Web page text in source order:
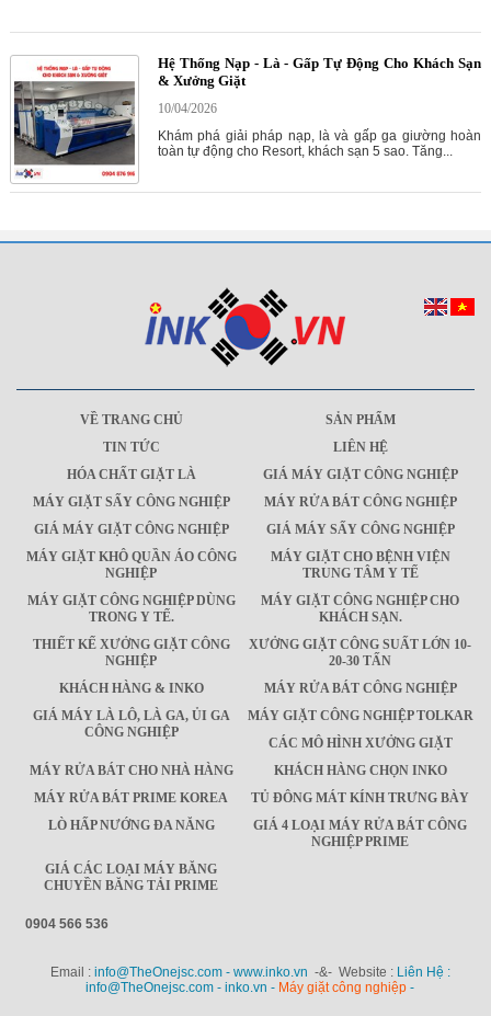
Hệ Thống Nạp - Là - Gấp Tự Động Cho Khách Sạn
& Xưởng Giặt
10/04/2026
Khám phá giải pháp nạp, là và gấp ga giường hoàn
toàn tự động cho Resort, khách sạn 5 sao. Tăng...
VỀ TRANG CHỦ
SẢN PHẨM
TIN TỨC
LIÊN HỆ
HÓA CHẤT GIẶT LÀ
GIÁ MÁY GIẶT CÔNG NGHIỆP
MÁY GIẶT SẤY CÔNG NGHIỆP
MÁY RỬA BÁT CÔNG NGHIỆP
GIÁ MÁY GIẶT CÔNG NGHIỆP
GIÁ MÁY SẤY CÔNG NGHIỆP
MÁY GIẶT KHÔ QUẦN ÁO CÔNG
NGHIỆP
MÁY GIẶT CHO BỆNH VIỆN
TRUNG TÂM Y TẾ
MÁY GIẶT CÔNG NGHIỆP DÙNG
TRONG Y TẾ.
MÁY GIẶT CÔNG NGHIỆP CHO
KHÁCH SẠN.
THIẾT KẾ XƯỞNG GIẶT CÔNG
NGHIỆP
XƯỞNG GIẶT CÔNG SUẤT LỚN 10-
20-30 TẤN
KHÁCH HÀNG & INKO
MÁY RỬA BÁT CÔNG NGHIỆP
GIÁ MÁY LÀ LÔ, LÀ GA, ỦI GA
CÔNG NGHIỆP
MÁY GIẶT CÔNG NGHIỆP TOLKAR
CÁC MÔ HÌNH XƯỞNG GIẶT
MÁY RỬA BÁT CHO NHÀ HÀNG
KHÁCH HÀNG CHỌN INKO
MÁY RỬA BÁT PRIME KOREA
TỦ ĐÔNG MÁT KÍNH TRƯNG BÀY
LÒ HẤP NƯỚNG ĐA NĂNG
GIÁ 4 LOẠI MÁY RỬA BÁT CÔNG
NGHIỆP PRIME
GIÁ CÁC LOẠI MÁY BĂNG
CHUYỀN BĂNG TẢI PRIME
0904 566 536
Email : info@TheOnejsc.com - www.inko.vn -&- Website : Liên Hệ :
info@TheOnejsc.com - inko.vn - Máy giặt công nghiệp -